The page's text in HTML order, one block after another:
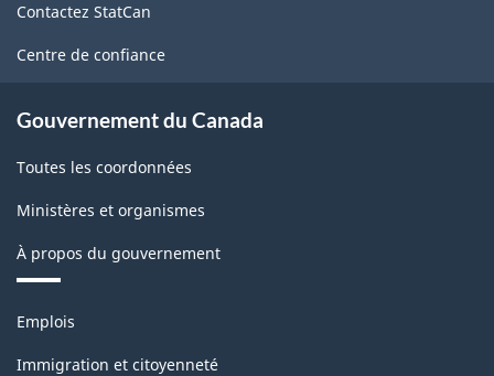
ce
site
Contactez StatCan
Centre de confiance
Gouvernement du Canada
Toutes les coordonnées
Ministères et organismes
À propos du gouvernement
Thèmes
sujets
Emplois
Immigration et citoyenneté